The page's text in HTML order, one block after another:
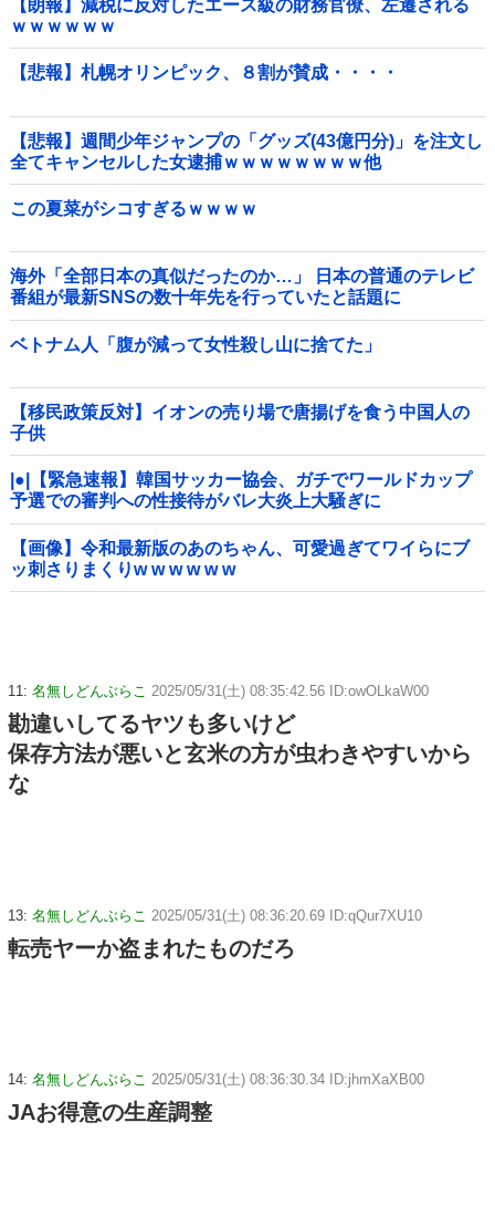
【朗報】減税に反対したエース級の財務官僚、左遷される
ｗｗｗｗｗｗ
【悲報】札幌オリンピック、８割が賛成・・・・
【悲報】週間少年ジャンプの「グッズ(43億円分)」を注文し
全てキャンセルした女逮捕ｗｗｗｗｗｗｗｗ他
この夏菜がシコすぎるｗｗｗｗ
海外「全部日本の真似だったのか…」 日本の普通のテレビ
番組が最新SNSの数十年先を行っていたと話題に
ベトナム人「腹が減って女性殺し山に捨てた」
【移民政策反対】イオンの売り場で唐揚げを食う中国人の
子供
|●|【緊急速報】韓国サッカー協会、ガチでワールドカップ
予選での審判への性接待がバレ大炎上大騒ぎに
【画像】令和最新版のあのちゃん、可愛過ぎてワイらにブ
ッ刺さりまくりw w w w w w
11: 名無しどんぶらこ 2025/05/31(土) 08:35:42.56 ID:owOLkaW00
勘違いしてるヤツも多いけど
保存方法が悪いと玄米の方が虫わきやすいから
な
13: 名無しどんぶらこ 2025/05/31(土) 08:36:20.69 ID:qQur7XU10
転売ヤーか盗まれたものだろ
14: 名無しどんぶらこ 2025/05/31(土) 08:36:30.34 ID:jhmXaXB00
JAお得意の生産調整